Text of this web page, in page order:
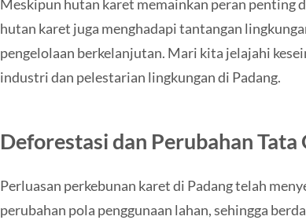
Meskipun hutan karet memainkan peran penting
hutan karet juga menghadapi tantangan
pengelolaan berkelanjutan. Mari kita jelajahi
industri dan pelestarian lingkungan di Padang.
Deforestasi dan Perubahan Tata
Perluasan perkebunan karet di Padang telah
perubahan pola penggunaan lahan, sehingga